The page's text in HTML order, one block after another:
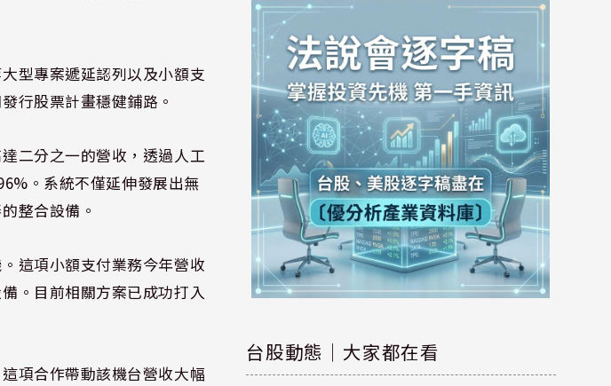
型專案遞延認列以及小額支
行股票計畫穩健鋪路。
二分之一的營收，透過人工
。系統不僅延伸發展出無
整合設備。
這項小額支付業務今年營收
。目前相關方案已成功打入
項合作帶動該機台營收大幅
台股動態｜大家都在看